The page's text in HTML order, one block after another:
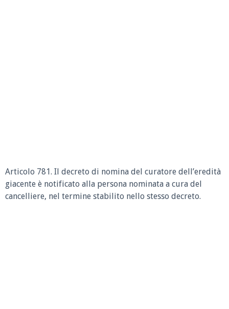
Articolo 781. Il decreto di nomina del curatore dell’eredità
giacente è notificato alla persona nominata a cura del
cancelliere, nel termine stabilito nello stesso decreto.